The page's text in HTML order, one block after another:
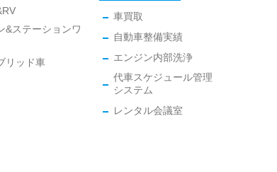
&ステーションワ
リッド車
車買取
自動車整備実績
エンジン内部洗浄
代車スケジュール管理
システム
レンタル会議室